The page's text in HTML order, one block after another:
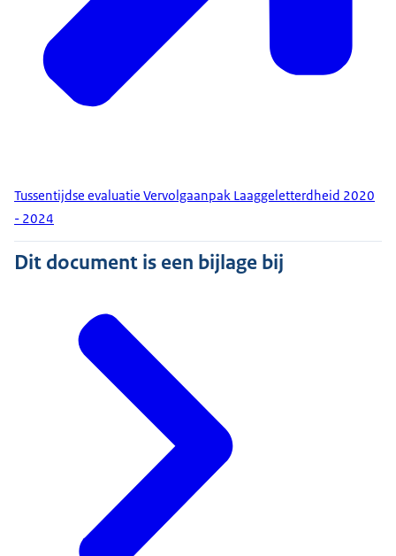
Tussentijdse evaluatie Vervolgaanpak Laaggeletterdheid 2020
- 2024
Dit document is een bijlage bij